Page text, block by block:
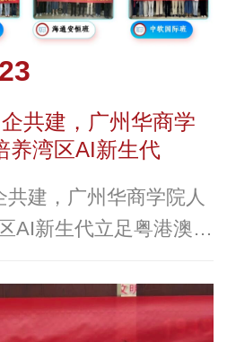
23
共建，广州华商学
养湾区AI新生代
建，广州华商学院人
AI新生代立足粤港澳大
华商学院人工智能学院
于2024年5月正式定